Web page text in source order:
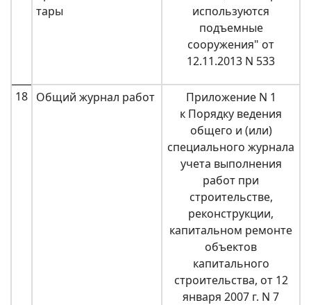
тары
используются
подъемные
сооружения" от
12.11.2013 N 533
18 Общий журнал работ
Приложение N 1
к Порядку ведения
общего и (или)
специального журнала
учета выполнения
работ при
строительстве,
реконструкции,
капитальном ремонте
объектов
капитального
строительства, от 12
января 2007 г. N 7